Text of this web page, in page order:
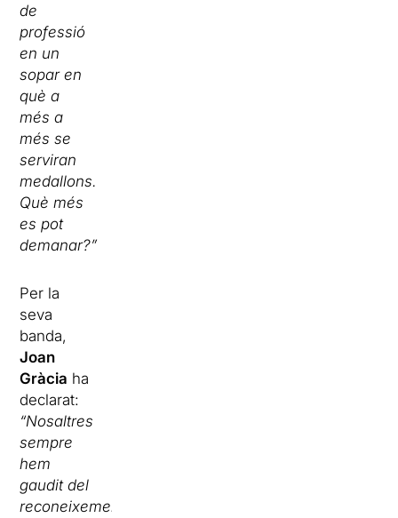
de
professió
en un
sopar en
què a
més a
més se
serviran
medallons.
Què més
es pot
demanar?”
Per la
seva
banda,
Joan
Gràcia ha
declarat:
“Nosaltres
sempre
hem
gaudit del
reconeixement